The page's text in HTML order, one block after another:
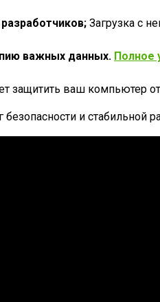
Загрузка с
важных данных. Полное
защитить ваш компьютер
безопасности и